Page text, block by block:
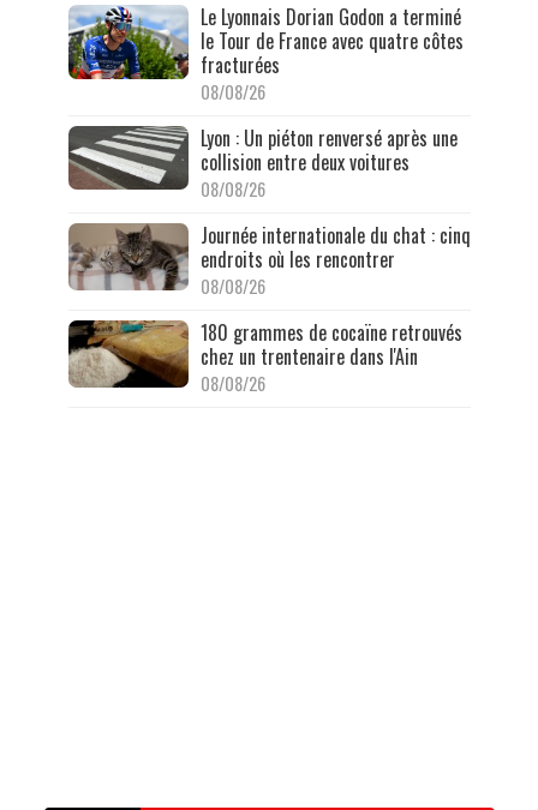
Le Lyonnais Dorian Godon a terminé
le Tour de France avec quatre côtes
fracturées
08/08/26
Lyon : Un piéton renversé après une
collision entre deux voitures
08/08/26
Journée internationale du chat : cinq
endroits où les rencontrer
08/08/26
180 grammes de cocaïne retrouvés
chez un trentenaire dans l'Ain
08/08/26